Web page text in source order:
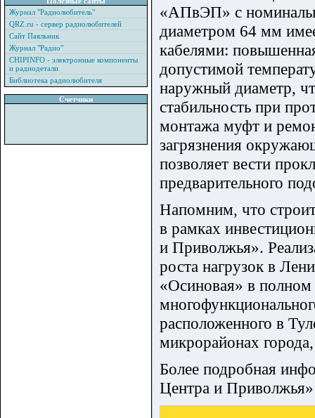
Журнал "Радиолюбитель"
QRZ.ru - сервер радиолюбителей
Сайт Паяльник
Журнал "Радио"
CHIPINFO - электронные компоненты
и радиодетали
Библиотека радиолюбителя
Счетчики
«АПвЭП» с
диаметром 64 мм
кабелями:
допустимой
наружный диаметр,
стабильность при
монтажа муфт и
загрязнения
позволяет вести
предварительного
Напомним, что
в рамках
и Приволжья».
роста нагрузок в
«Осиновая» в полном
расположенного в
микрорайонах
Более подробная
Центра и